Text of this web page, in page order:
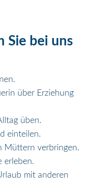
Sie bei uns
über Erziehung
üben.
einteilen.
Müttern verbringen.
erleben.
mit anderen